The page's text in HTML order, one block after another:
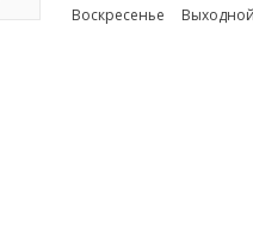
Воскресенье
Выходной